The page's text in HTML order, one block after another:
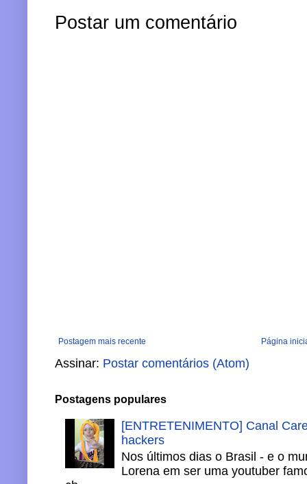
Postar um comentário
Postagem mais recente Página
Assinar: Postar comentários (Atom)
Postagens populares
[ENTRETENIMENTO] Canal
hackers
Nos últimos dias o Brasil - e o
Lorena em ser uma youtuber